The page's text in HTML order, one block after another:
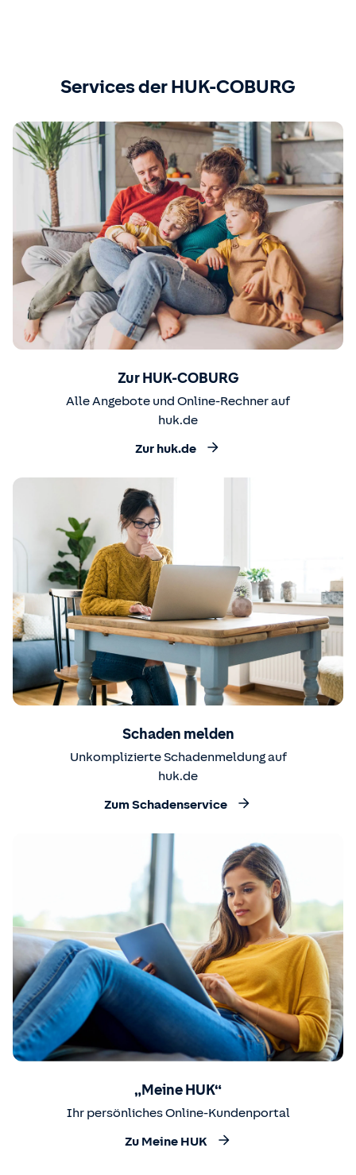
Services der HUK-COBURG
Zur HUK-COBURG
Alle Angebote und Online-Rechner auf
huk.de
Zur huk.de
Schaden melden
Unkomplizierte Schadenmeldung auf
huk.de
Zum Schadenservice
„Meine HUK“
Ihr persönliches Online-Kundenportal
Zu Meine HUK